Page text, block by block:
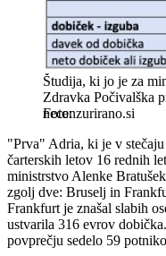
Študija, ki jo je za
Zdravka Počivalška
necenzurirano.si
"Prva" Adria, ki je v
čarterskih letov 16 rednih
ministrstvo Alenke
zgolj dve: Bruselj in
Frankfurt je znašal slabih
ustvarila 316 evrov
povprečju sedelo 59